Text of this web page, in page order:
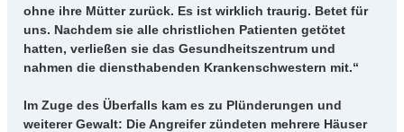
ohne ihre Mütter zurück. Es ist wirklich traurig. Betet für
uns. Nachdem sie alle christlichen Patienten getötet
hatten, verließen sie das Gesundheitszentrum und
nahmen die diensthabenden Krankenschwestern mit.“
Im Zuge des Überfalls kam es zu Plünderungen und
weiterer Gewalt: Die Angreifer zündeten mehrere Häuser